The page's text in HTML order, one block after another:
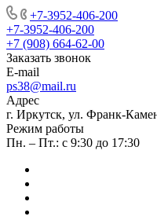
+7-3952-406-200
+7-3952-406-200
+7 (908) 664-62-00
Заказать звонок
E-mail
ps38@mail.ru
Адрес
г. Иркутск, ул. Франк-
Режим работы
Пн. – Пт.: с 9:30 до 17:30